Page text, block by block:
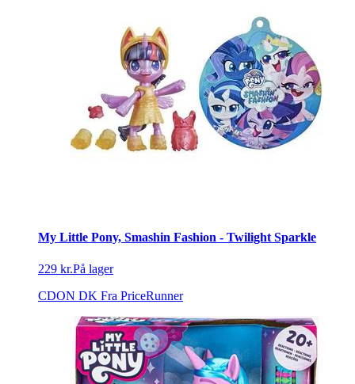
My Little Pony, Smashin Fashion - Twilight Sparkle
229 kr.På lager
CDON DK Fra PriceRunner